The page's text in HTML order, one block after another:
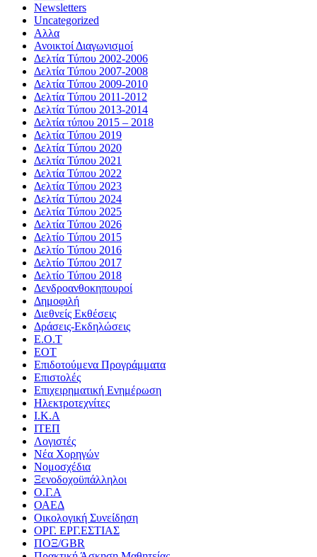
Newsletters
Uncategorized
Αλλα
Ανοικτοί Διαγωνισμoί
Δελτία Τύπου 2002-2006
Δελτία Τύπου 2007-2008
Δελτία Τύπου 2009-2010
Δελτία Τύπου 2011-2012
Δελτία Τύπου 2013-2014
Δελτία τύπου 2015 – 2018
Δελτία Τύπου 2019
Δελτία Τύπου 2020
Δελτία Τύπου 2021
Δελτία Τύπου 2022
Δελτία Τύπου 2023
Δελτία Τύπου 2024
Δελτία Τύπου 2025
Δελτία Τύπου 2026
Δελτίο Τύπου 2015
Δελτίο Τύπου 2016
Δελτίο Τύπου 2017
Δελτίο Τύπου 2018
Δενδροανθοκηπουροί
Δημοφιλή
Διεθνείς Εκθέσεις
Δράσεις-Εκδηλώσεις
Ε.Ο.Τ
ΕΟΤ
Επιδοτούμενα Προγράμματα
Επιστολές
Επιχειρηματική Ενημέρωση
Ηλεκτροτεχνίτες
Ι.Κ.Α
ΙΤΕΠ
Λογιστές
Νέα Χορηγών
Νομοσχέδια
Ξενοδοχοϋπάλληλοι
Ο.Γ.Α
ΟΑΕΔ
Οικολογική Συνείδηση
ΟΡΓ. ΕΡΓ.ΕΣΤΙΑΣ
ΠΟΞ/GBR